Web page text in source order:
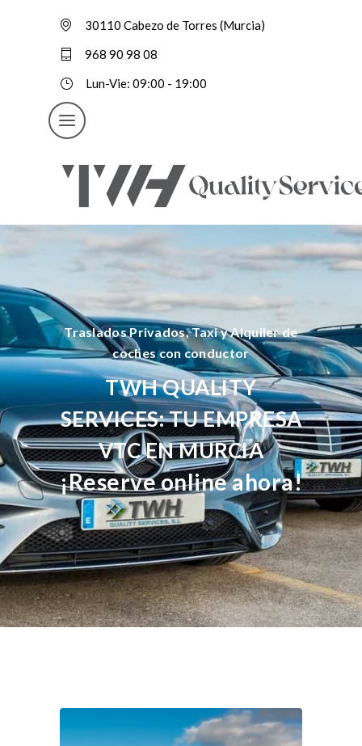
30110 Cabezo de Torres (Murcia)
968 90 98 08
Lun-Vie: 09:00 - 19:00
Traslados Privados, Taxi y Alquiler de
coches con conductor
TWH QUALITY
SERVICES: TU EMPRESA
VTC EN MURCIA
¡Reserve online ahora!